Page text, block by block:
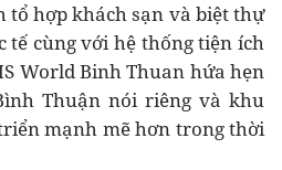
hợp khách sạn và biệt thự
tế cùng với hệ thống tiện ích
World Binh Thuan hứa hẹn
Thuận nói riêng và khu
mạnh mẽ hơn trong thời